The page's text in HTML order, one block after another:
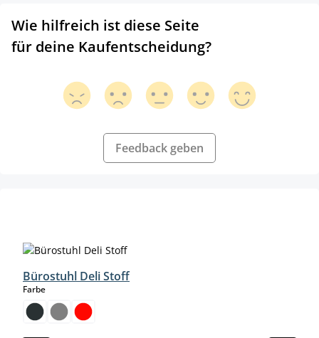
Wie hilfreich ist diese Seite
für deine Kaufentscheidung?
Feedback geben
Bürostuhl Deli Stoff
Farbeauswählen